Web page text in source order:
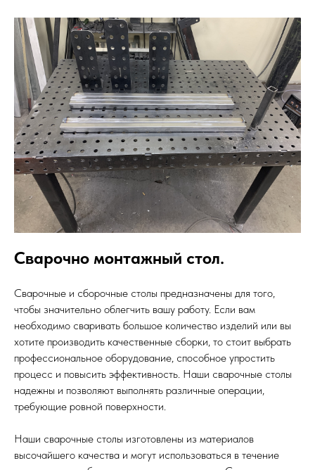
Сварочно монтажный стол.
Сварочные и сборочные столы предназначены для того,
чтобы значительно облегчить вашу работу. Если вам
необходимо сваривать большое количество изделий или вы
хотите производить качественные сборки, то стоит выбрать
профессиональное оборудование, способное упростить
процесс и повысить эффективность. Наши сварочные столы
надежны и позволяют выполнять различные операции,
требующие ровной поверхности.
Наши сварочные столы изготовлены из материалов
высочайшего качества и могут использоваться в течение